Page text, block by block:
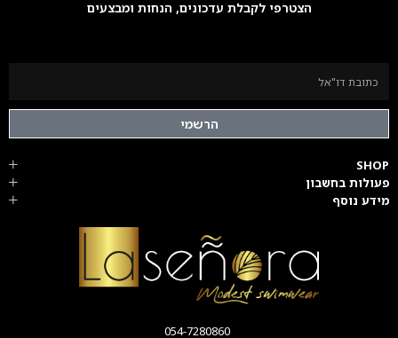
הרשמי
SHOP
פעולות בחשבון
מידע נוסף
054-7280860
הצטרפי לקבלת עדכונים, הנחות ומבצעים